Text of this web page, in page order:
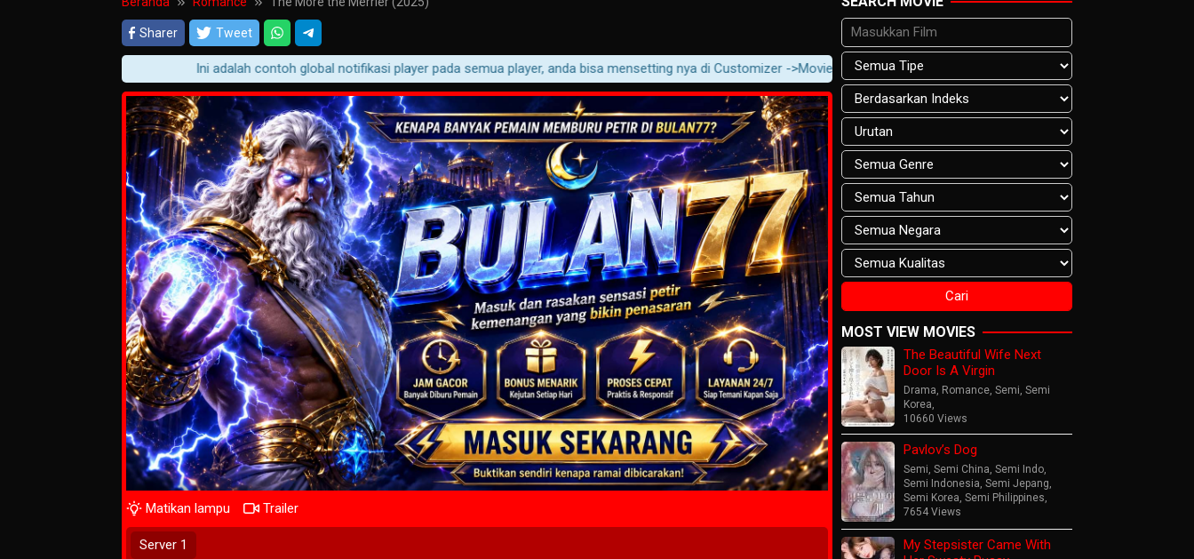
Sharer Tweet
Ini adalah contoh global notifikasi player pada semua player, anda bisa mensetting nya di Customizer ->Movie -> Movie Content -> Player Notification.
Tunggu 2 Detik
4 Wait Time
Matikan lampu Trailer
Server 1
MOST VIEW MOVIES
The Beautiful Wife Next
Door Is A Virgin
Drama Romance Semi Semi
Korea
10660 Views
Pavlov’s Dog
Semi Semi China Semi Indo
Semi Indonesia Semi Jepang
Semi Korea Semi Philippines
7654 Views
My Stepsister Came With